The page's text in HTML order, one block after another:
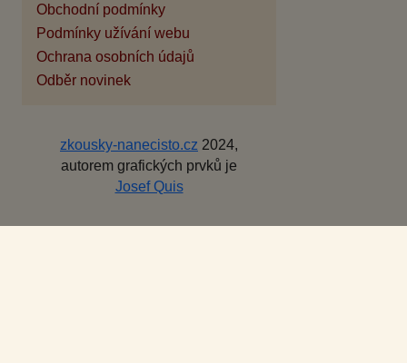
Obchodní podmínky
Podmínky užívání webu
Ochrana osobních údajů
Odběr novinek
zkousky-nanecisto.cz 2024,
autorem grafických prvků je
Josef Quis